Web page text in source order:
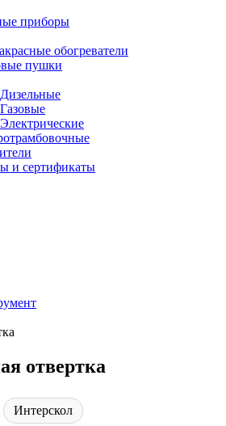
приборы
обогреватели
пушки
Дизельные
Газовые
Электрические
и сертификаты
отвертка
Интерскол